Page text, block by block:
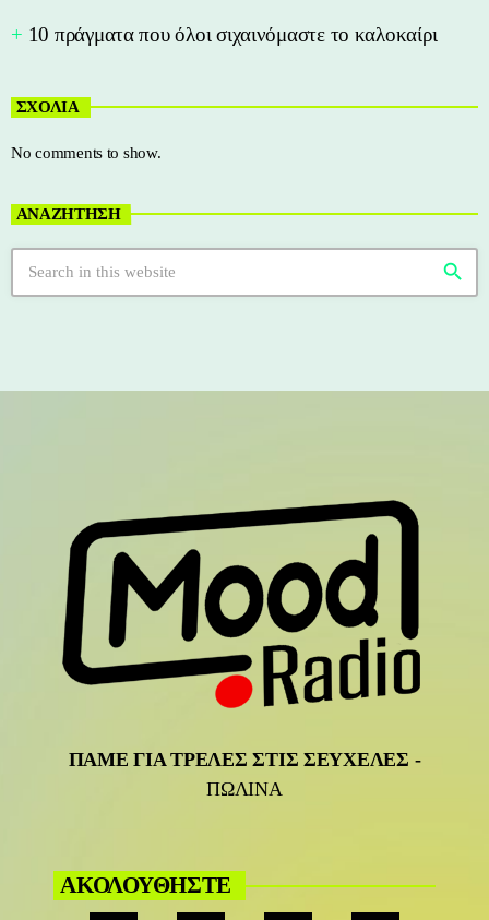
10 πράγματα που όλοι σιχαινόμαστε το καλοκαίρι
ΣΧΟΛΙΑ
No comments to show.
ΑΝΑΖΗΤΗΣΗ
search
ΠΑΜΕ ΓΙΑ ΤΡΕΛΕΣ ΣΤΙΣ ΣΕΥΧΕΛΕΣ -
ΠΩΛΙΝΑ
ΑΚΟΛΟΥΘΗΣΤΕ